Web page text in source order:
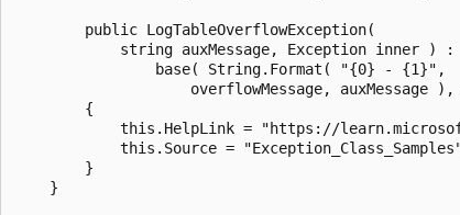
        public LogTableOverflowException(
            string auxMessage, Exception inner ) :
                base( String.Format( "{0} - {1}",
overflowMessage, auxMessage ),
        {
this.HelpLink = "https://
this.Source =
        }
    }